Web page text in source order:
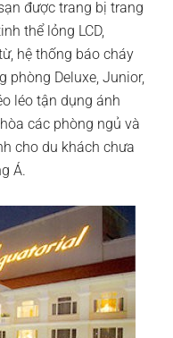
được trang bị trang
thể lỏng LCD,
hệ thống báo cháy
phòng Deluxe, Junior,
léo tận dụng ánh
các phòng ngủ và
cho du khách chưa
Á.